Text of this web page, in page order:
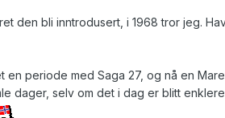
den bli inntrodusert, i 1968 tror jeg.
en periode med Saga 27, og nå en
dager, selv om det i dag er blitt